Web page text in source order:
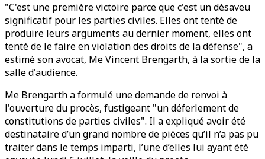
"C'est une première victoire parce que c'est un désaveu
significatif pour les parties civiles. Elles ont tenté de
produire leurs arguments au dernier moment, elles ont
tenté de le faire en violation des droits de la défense", a
estimé son avocat, Me Vincent Brengarth, à la sortie de la
salle d'audience.
Me Brengarth a formulé une demande de renvoi à
l'ouverture du procès, fustigeant "un déferlement de
constitutions de parties civiles". Il a expliqué avoir été
destinataire d’un grand nombre de pièces qu’il n’a pas pu
traiter dans le temps imparti, l’une d’elles lui ayant été